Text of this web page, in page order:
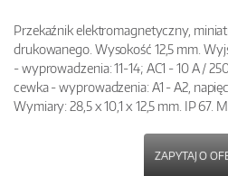
Przekaźnik elektromagnetyczny,
drukowanego. Wysokość 12,5 mm.
- wyprowadzenia: 11-14; AC1 - 10 A /
cewka - wyprowadzenia: A1 - A2,
Wymiary: 28,5 x 10,1 x 12,5 mm. IP 67.
ZAPYTAJ O